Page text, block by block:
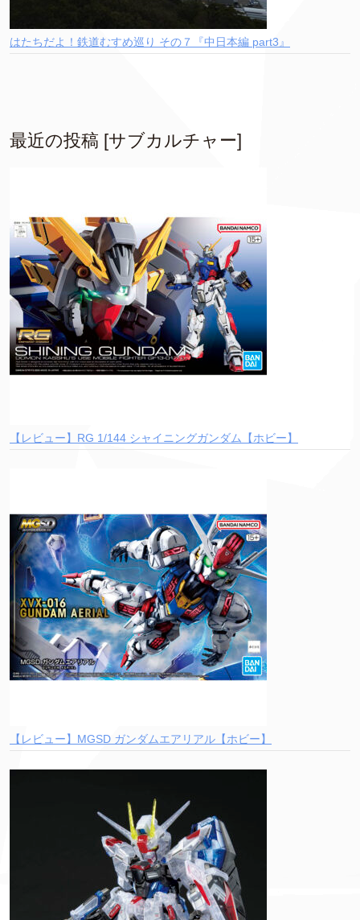
はたちだよ！鉄道むすめ巡り その７『中日本編 part3』
最近の投稿 [サブカルチャー]
【レビュー】RG 1/144 シャイニングガンダム【ホビー】
【レビュー】MGSD ガンダムエアリアル【ホビー】